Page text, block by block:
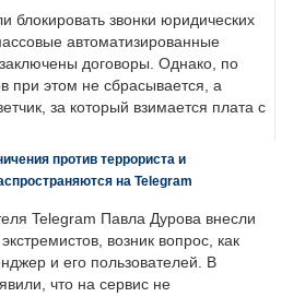
блокировать звонки юридических
автоматизированные
договоры. Однако, по
при этом не сбрасывается, а
за который взимается плата с
против террориста и
на Telegram
Telegram Павла Дурова внесли
возник вопрос, как
и его пользователей. В
что на сервис не